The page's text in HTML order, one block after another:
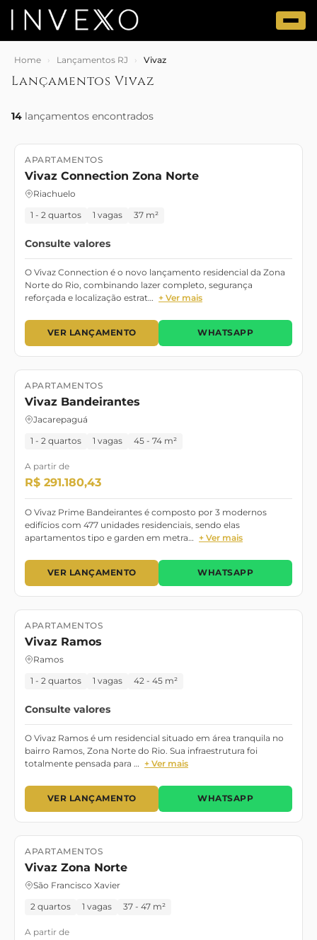
Home › Lançamentos RJ › Vivaz
Lançamentos Vivaz
14 lançamentos encontrados
Lançamento
APARTAMENTOS
Vivaz Connection Zona Norte
Riachuelo
1 - 2 quartos 1 vagas 37 m²
Consulte valores
O Vivaz Connection é o novo lançamento residencial da Zona
Norte do Rio, combinando lazer completo, segurança
reforçada e localização estrat… + Ver mais
VER LANÇAMENTO WHATSAPP
Lançamento
APARTAMENTOS
Vivaz Bandeirantes
Jacarepaguá
1 - 2 quartos 1 vagas 45 - 74 m²
A partir de
R$ 291.180,43
O Vivaz Prime Bandeirantes é composto por 3 modernos
edifícios com 477 unidades residenciais, sendo elas
apartamentos tipo e garden em metra… + Ver mais
VER LANÇAMENTO WHATSAPP
Lançamento
APARTAMENTOS
Vivaz Ramos
Ramos
1 - 2 quartos 1 vagas 42 - 45 m²
Consulte valores
O Vivaz Ramos é um residencial situado em área tranquila no
bairro Ramos, Zona Norte do Rio. Sua infraestrutura foi
totalmente pensada para … + Ver mais
VER LANÇAMENTO WHATSAPP
Lançamento
APARTAMENTOS
Vivaz Zona Norte
São Francisco Xavier
2 quartos 1 vagas 37 - 47 m²
A partir de